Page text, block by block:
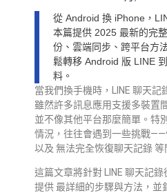
從 Android 換 iPhone，
本篇提供 2025 最新的完
份、雲端同步、跨平台方
鬆轉移 Android 版 LINE
料。
當我們換手機時，LINE 聊天記
雖然許多訊息應用支援多裝置
並不像其他平台那麼簡單。特
情況，往往會遇到一些挑戰——
以及 無法完全恢復聊天記錄 等
這篇文章將針對 LINE 聊天記
提供 最詳細的步驟與方法，並